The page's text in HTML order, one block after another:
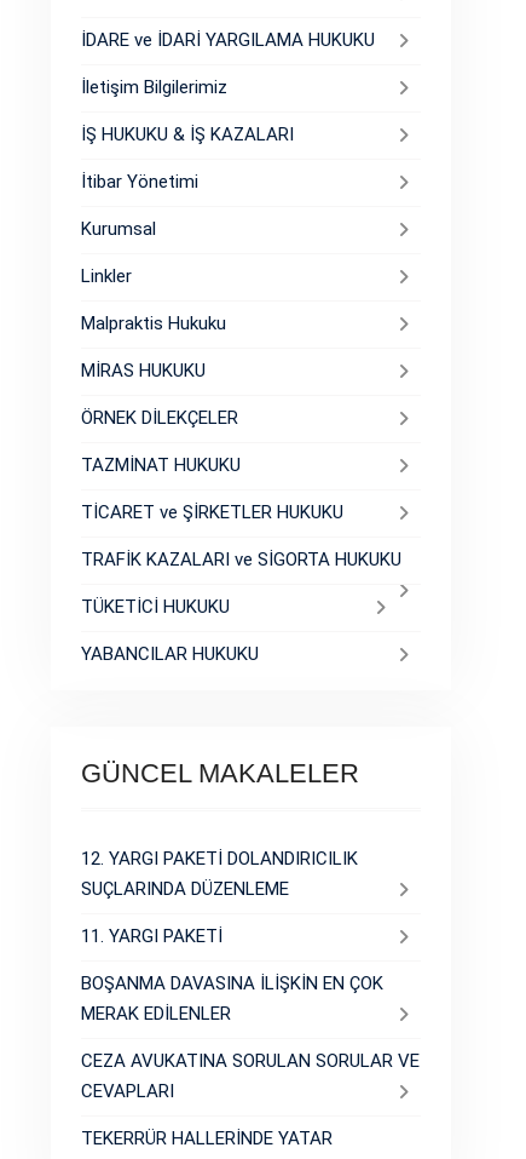
İDARE ve İDARİ YARGILAMA HUKUKU
İletişim Bilgilerimiz
İŞ HUKUKU & İŞ KAZALARI
İtibar Yönetimi
Kurumsal
Linkler
Malpraktis Hukuku
MİRAS HUKUKU
ÖRNEK DİLEKÇELER
TAZMİNAT HUKUKU
TİCARET ve ŞİRKETLER HUKUKU
TRAFİK KAZALARI ve SİGORTA HUKUKU
TÜKETİCİ HUKUKU
YABANCILAR HUKUKU
GÜNCEL MAKALELER
12. YARGI PAKETİ DOLANDIRICILIK
SUÇLARINDA DÜZENLEME
11. YARGI PAKETİ
BOŞANMA DAVASINA İLİŞKİN EN ÇOK
MERAK EDİLENLER
CEZA AVUKATINA SORULAN SORULAR VE
CEVAPLARI
TEKERRÜR HALLERİNDE YATAR